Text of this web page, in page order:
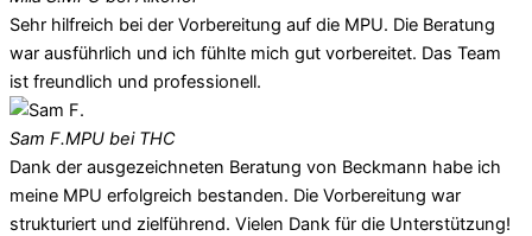
Sehr hilfreich bei der Vorbereitung auf die MPU. Die Beratung
war ausführlich und ich fühlte mich gut vorbereitet. Das Team
ist freundlich und professionell.
Sam F.MPU bei THC
Dank der ausgezeichneten Beratung von Beckmann habe ich
meine MPU erfolgreich bestanden. Die Vorbereitung war
strukturiert und zielführend. Vielen Dank für die Unterstützung!